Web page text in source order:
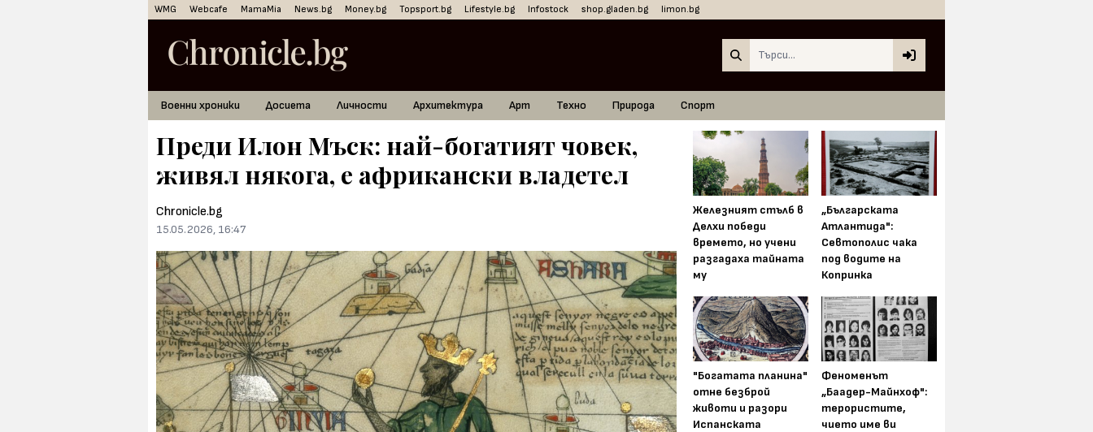
WMG Webcafe MamaMia News.bg Money.bg Topsport.bg Lifestyle.bg Infostock shop.gladen.bg limon.bg
Военни хроники Досиета Личности Архитектура Арт Техно Природа Спорт
Преди Илон Мъск: най-богатият човек,
живял някога, е африкански владетел
Chronicle.bg
15.05.2026, 16:47
Железният стълб в
Делхи победи
времето, но учени
разгадаха тайната
му
„Българската
Атлантида":
Севтополис чака
под водите на
Копринка
"Богатата планина"
отне безброй
животи и разори
Испанската
Феноменът
„Баадер-Майнхоф":
терористите,
чието име ви